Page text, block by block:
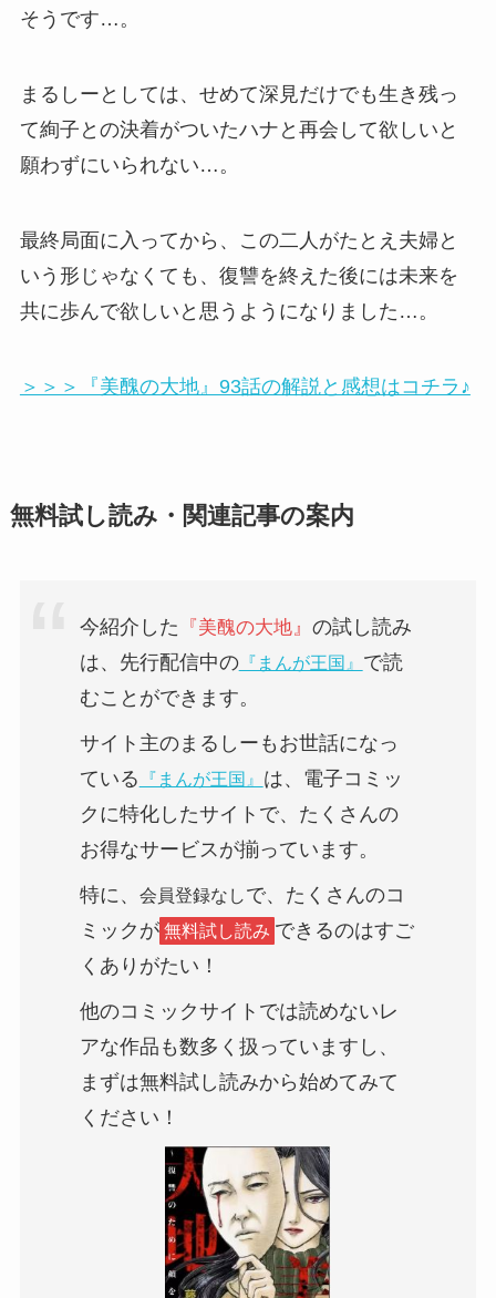
そうです…。
まるしーとしては、せめて深見だけでも生き残っ
て絢子との決着がついたハナと再会して欲しいと
願わずにいられない…。
最終局面に入ってから、この二人がたとえ夫婦と
いう形じゃなくても、復讐を終えた後には未来を
共に歩んで欲しいと思うようになりました…。
＞＞＞『美醜の大地』93話の解説と感想はコチラ♪
無料試し読み・関連記事の案内
今紹介した 『 美醜の大地』 の試し読み
は、 先行配信中の『まんが王国』 で読
むことができます。
サイト主のまるしーもお世話になっ
ている 『まんが王国』 は、電子コミッ
クに特化したサイトで、たくさんの
お得なサービスが揃っています。
特に、 会員登録なしで、たくさんのコ
ミックが 無料試し読み できるのはすご
くありがたい！
他のコミックサイトでは読めないレ
アな作品も数多く扱っていますし、
まずは無料試し読みから始めてみて
ください！